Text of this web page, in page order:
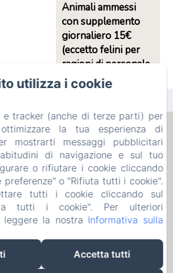
Animali ammessi
con supplemento
giornaliero 15€
(eccetto felini per
ragioni di personale
allergico)
GUEST HOUSE
Note legali
Informazioni sui cookie
Reggio Calabria, 89128, Italia
+393386884957
0965814575
- C.I.R. 080063-AFF-00077 - C.I.N.
IT080063B4GK7RKDSF
utilizza i cookie
e tracker (anche di terze parti) per
la tua esperienza di
mostrarti messaggi pubblicitari
di navigazione e sul tuo
o rifiutare i cookie cliccando
preferenze" o "Rifiuta tutti i cookie".
tutti i cookie cliccando sul
tutti i cookie". Per ulteriori
leggere la nostra Informativa sulla
Accetta tutti